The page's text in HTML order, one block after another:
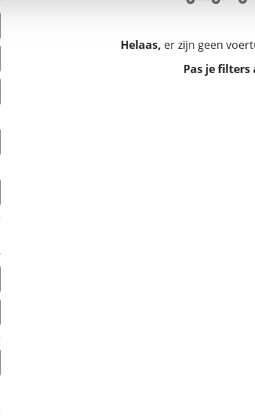
technieken zorgen we voor een betere en
ervoor dat de website goed werkt. Ook
We tonen je graag relevante
op en buiten onze website volgt – uiteraard
en privacyverklaring
cookies. Je voorkeuren kun je later
Helaas, er zijn geen
Pas je filters